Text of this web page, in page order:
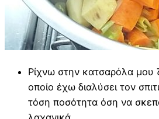
Ρίχνω στην κατσαρόλα μου
οποίο έχω διαλύσει τον
τόση ποσότητα όση να